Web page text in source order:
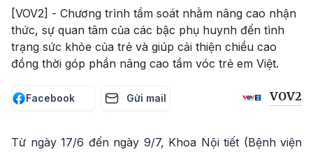
[VOV2] - Chương trình tầm soát nhằm nâng cao nhận
thức, sự quan tâm của các bậc phụ huynh đến tình
trạng sức khỏe của trẻ và giúp cải thiện chiều cao
đồng thời góp phần nâng cao tầm vóc trẻ em Việt.
Facebook Gửi mail VOV2
Từ ngày 17/6 đến ngày 9/7, Khoa Nội tiết (Bệnh viện